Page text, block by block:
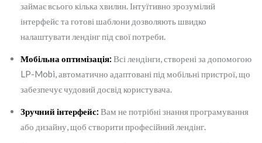
займає всього кілька хвилин. Інтуїтивно зрозумілий
інтерфейс та готові шаблони дозволяють швидко
налаштувати лендінг під свої потреби.
Мобільна оптимізація: Всі лендінги, створені за допомогою
LP-Mobi, автоматично адаптовані під мобільні пристрої, що
забезпечує чудовий досвід користувача.
Зручний інтерфейс: Вам не потрібні знання програмування
або дизайну, щоб створити професійний лендінг.